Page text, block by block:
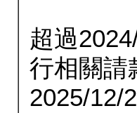
超過
行相關請
2025/12/